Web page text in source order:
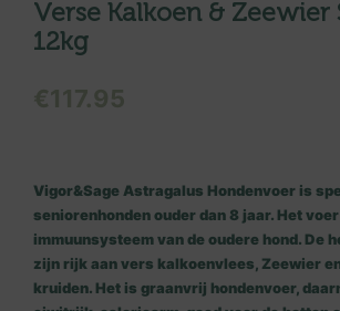
Verse Kalkoen & Zeewier
12kg
€117.95
Vigor&Sage Astragalus Hondenvoer is
seniorenhonden ouder dan 8 jaar. Het
immuunsysteem van de oudere hond. De
zijn rijk aan vers kalkoenvlees, Zeewier
kruiden. Het is graanvrij hondenvoer,